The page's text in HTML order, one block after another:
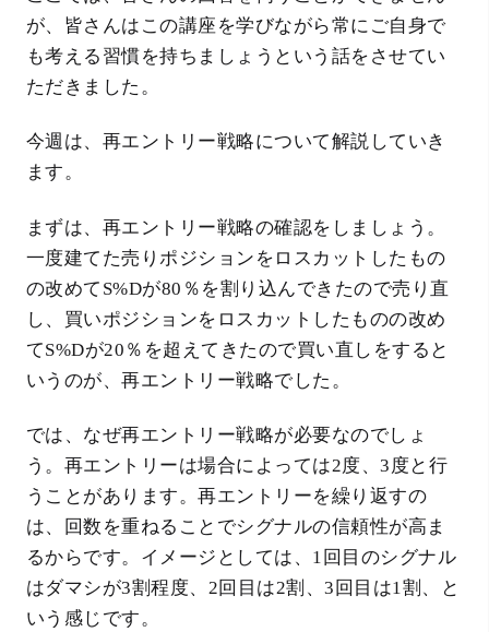
が、皆さんはこの講座を学びながら常にご自身で
も考える習慣を持ちましょうという話をさせてい
ただきました。
今週は、再エントリー戦略について解説していき
ます。
まずは、再エントリー戦略の確認をしましょう。
一度建てた売りポジションをロスカットしたもの
の改めてS%Dが80％を割り込んできたので売り直
し、買いポジションをロスカットしたものの改め
てS%Dが20％を超えてきたので買い直しをすると
いうのが、再エントリー戦略でした。
では、なぜ再エントリー戦略が必要なのでしょ
う。再エントリーは場合によっては2度、3度と行
うことがあります。再エントリーを繰り返すの
は、回数を重ねることでシグナルの信頼性が高ま
るからです。イメージとしては、1回目のシグナル
はダマシが3割程度、2回目は2割、3回目は1割、と
いう感じです。